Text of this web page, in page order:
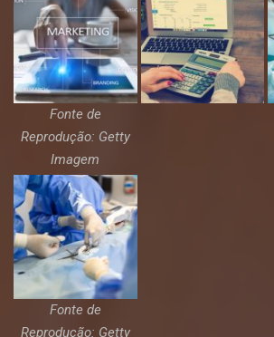
Fonte de
Reprodução: Getty
Imagem
Fonte de
Reprodução: Getty